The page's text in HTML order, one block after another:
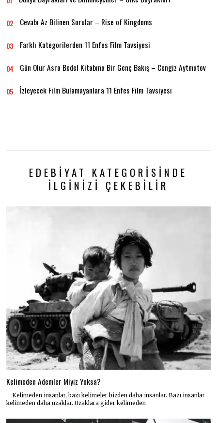
02 Cevabı Az Bilinen Sorular – Rise of Kingdoms
03 Farklı Kategorilerden 11 Enfes Film Tavsiyesi
04 Gün Olur Asra Bedel Kitabına Bir Genç Bakış – Cengiz Aytmatov
05 İzleyecek Film Bulamayanlara 11 Enfes Film Tavsiyesi
EDEBIYAT KATEGORISINDE
İLGINIZI ÇEKEBILIR
Kelimeden Ademler Miyiz Yoksa?
Kelimeden insanlar, bazı kelimeler bizden daha insanlar. Bazı insanlar
kelimeden daha uzaklar. Uzaklara gider kelimeden